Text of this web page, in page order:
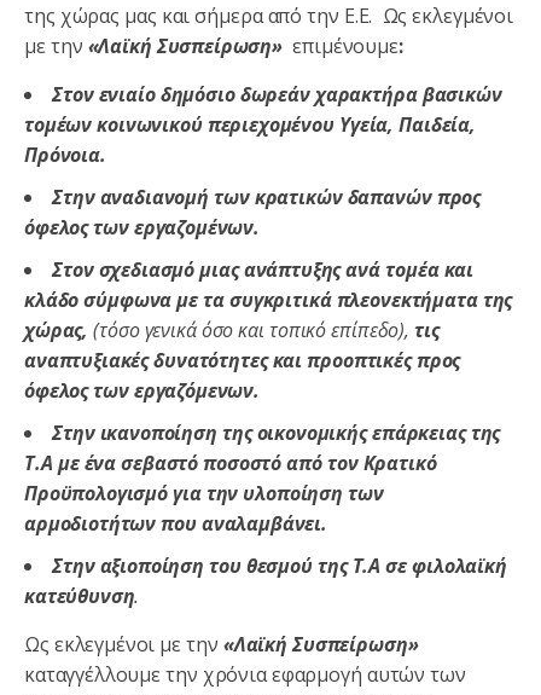
της χώρας μας και σήμερα από την Ε.Ε. Ως εκλεγμένοι
με την «Λαϊκή Συσπείρωση» επιμένουμε:
Στον ενιαίο δημόσιο δωρεάν χαρακτήρα βασικών
τομέων κοινωνικού περιεχομένου Υγεία, Παιδεία,
Πρόνοια.
Στην αναδιανομή των κρατικών δαπανών προς
όφελος των εργαζομένων.
Στον σχεδιασμό μιας ανάπτυξης ανά τομέα και
κλάδο σύμφωνα με τα συγκριτικά πλεονεκτήματα της
χώρας,(τόσο γενικά όσο και τοπικό επίπεδο), τις
αναπτυξιακές δυνατότητες και προοπτικές προς
όφελος των εργαζόμενων.
Στην ικανοποίηση της οικονομικής επάρκειας της
Τ.Α με ένα σεβαστό ποσοστό από τον Κρατικό
Προϋπολογισμό για την υλοποίηση των
αρμοδιοτήτων που αναλαμβάνει.
Στην αξιοποίηση του θεσμού της Τ.Α σε φιλολαϊκή
κατεύθυνση.
Ως εκλεγμένοι με την «Λαϊκή Συσπείρωση»
καταγγέλλουμε την χρόνια εφαρμογή αυτών των